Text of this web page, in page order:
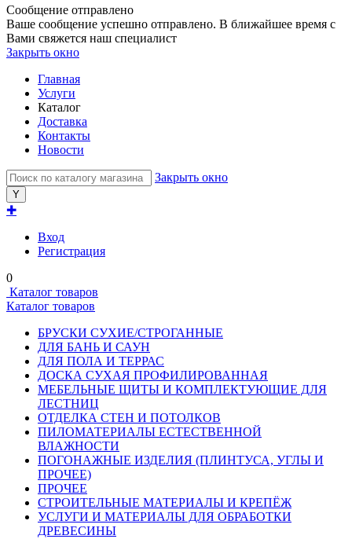
Сообщение отправлено
Ваше сообщение успешно отправлено. В ближайшее время с
Вами свяжется наш специалист
Закрыть окно
Главная
Услуги
Каталог
Доставка
Контакты
Новости
Закрыть окно
✚
Вход
Регистрация
0
Каталог товаров
Каталог товаров
БРУСКИ СУХИЕ/СТРОГАННЫЕ
ДЛЯ БАНЬ И САУН
ДЛЯ ПОЛА И ТЕРРАС
ДОСКА СУХАЯ ПРОФИЛИРОВАННАЯ
МЕБЕЛЬНЫЕ ЩИТЫ И КОМПЛЕКТУЮЩИЕ ДЛЯ
ЛЕСТНИЦ
ОТДЕЛКА СТЕН И ПОТОЛКОВ
ПИЛОМАТЕРИАЛЫ ЕСТЕСТВЕННОЙ
ВЛАЖНОСТИ
ПОГОНАЖНЫЕ ИЗДЕЛИЯ (ПЛИНТУСА, УГЛЫ И
ПРОЧЕЕ)
ПРОЧЕЕ
СТРОИТЕЛЬНЫЕ МАТЕРИАЛЫ И КРЕПЁЖ
УСЛУГИ И МАТЕРИАЛЫ ДЛЯ ОБРАБОТКИ
ДРЕВЕСИНЫ